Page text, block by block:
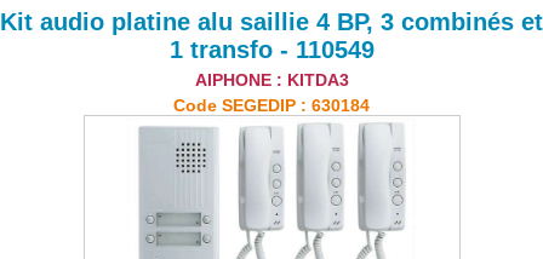
Kit audio platine alu saillie 4 BP, 3 combinés et
1 transfo - 110549
AIPHONE : KITDA3
Code SEGEDIP : 630184